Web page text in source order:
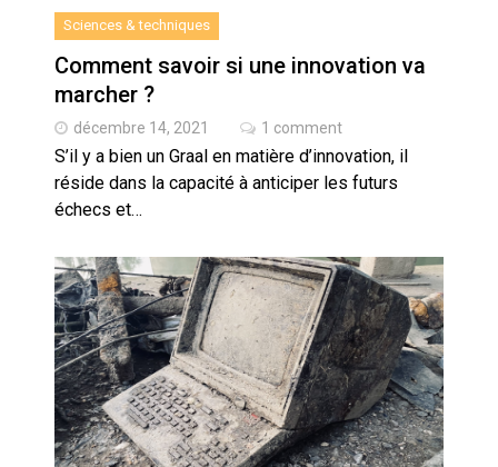
Sciences & techniques
Comment savoir si une innovation va
marcher ?
décembre 14, 2021 1 comment
S’il y a bien un Graal en matière d’innovation, il
réside dans la capacité à anticiper les futurs
échecs et…